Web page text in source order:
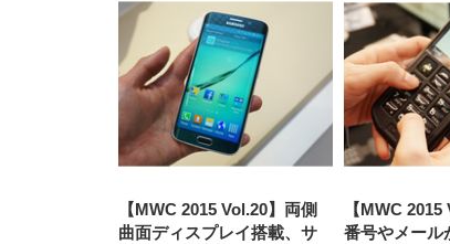
WY01(黒網+黒枠+黒足)
【MWC 2015 Vol.20】両側
曲面ディスプレイ搭載、サ
【MWC
番号やメール